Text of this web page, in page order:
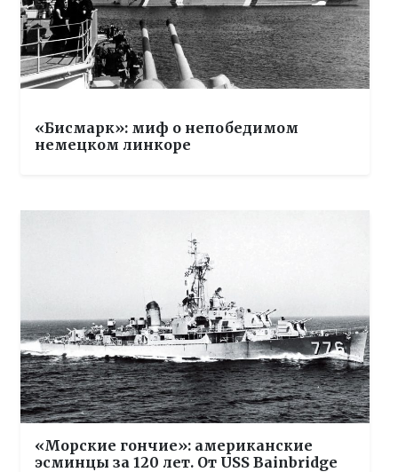
«Бисмарк»: миф о непобедимом
немецком линкоре
«Морские гончие»: американские
эсминцы за 120 лет. От USS Bainbridge